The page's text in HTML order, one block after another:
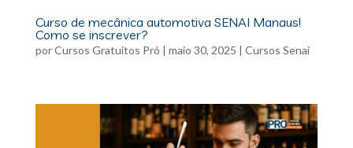
Curso de mecânica automotiva SENAI Manaus!
Como se inscrever?
porCursos Gratuitos Pró maio 30, 2025 Cursos Senai